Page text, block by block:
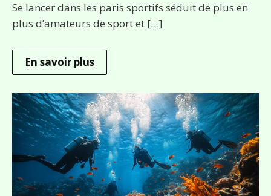
Se lancer dans les paris sportifs séduit de plus en
plus d’amateurs de sport et […]
En savoir plus